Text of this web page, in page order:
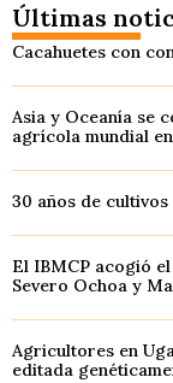
Últimas
Cacahuetes con
Asia y Oceanía se
agrícola mundial
30 años de
El IBMCP acogió
Severo Ochoa y
Agricultores en
editada